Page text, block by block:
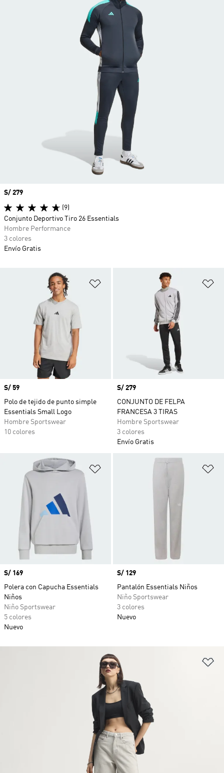
Añadir a la lista de deseos
Precio
S/ 59
Polo de tejido de punto simple
Essentials Small Logo
Hombre Sportswear
10 colores
Precio
S/ 279
CONJUNTO DE FELPA
FRANCESA 3 TIRAS
Hombre Sportswear
3 colores
Envío Gratis
Añadir a la lista de deseos
Precio
S/ 169
Polera con Capucha Essentials
Niños
Niño Sportswear
5 colores
Nuevo
Precio
S/ 129
Pantalón Essentials Niños
Niño Sportswear
3 colores
Nuevo
Precio
S/ 279
(9)
Conjunto Deportivo Tiro 26 Essentials
Hombre Performance
3 colores
Envío Gratis